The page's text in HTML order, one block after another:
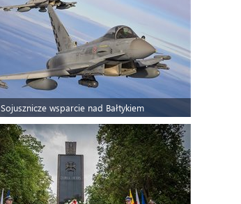
Sojusznicze wsparcie nad Bałtykiem